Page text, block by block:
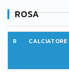
ROSA
R CALCIATORE